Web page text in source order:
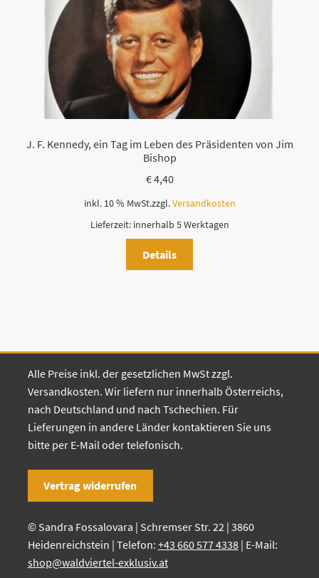
J. F. Kennedy, ein Tag im Leben des Präsidenten von Jim
Bishop
€4,40
inkl. 10 % MwSt.zzgl.Versandkosten
Lieferzeit: innerhalb 5 Werktagen
Details
Alle Preise inkl. der gesetzlichen MwSt zzgl.
Versandkosten. Wir liefern nur innerhalb Österreichs,
nach Deutschland und nach Tschechien. Für
Lieferungen in andere Länder kontaktieren Sie uns
bitte per E-Mail oder telefonisch.
Vertrag widerrufen
© Sandra Fossalovara | Schremser Str. 22 | 3860
Heidenreichstein | Telefon: +43 660 577 4338| E-Mail:
shop@waldviertel-exklusiv.at